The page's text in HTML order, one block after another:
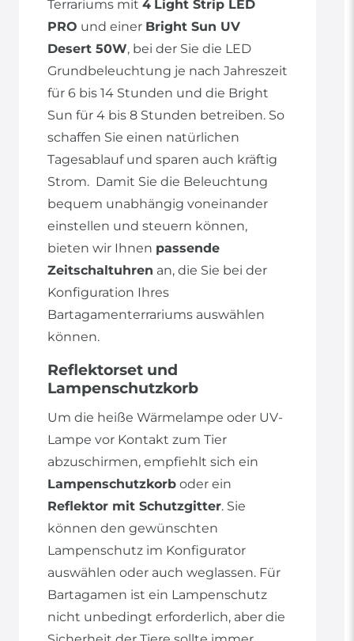
Terrariums mit 4 Light Strip LED
PRO und einer Bright Sun UV
Desert 50W, bei der Sie die LED
Grundbeleuchtung je nach Jahreszeit
für 6 bis 14 Stunden und die Bright
Sun für 4 bis 8 Stunden betreiben. So
schaffen Sie einen natürlichen
Tagesablauf und sparen auch kräftig
Strom. Damit Sie die Beleuchtung
bequem unabhängig voneinander
einstellen und steuern können,
bieten wir Ihnen passende
Zeitschaltuhren an, die Sie bei der
Konfiguration Ihres
Bartagamenterrariums auswählen
können.
Reflektorset und
Lampenschutzkorb
Um die heiße Wärmelampe oder UV-
Lampe vor Kontakt zum Tier
abzuschirmen, empfiehlt sich ein
Lampenschutzkorb oder ein
Reflektor mit Schutzgitter. Sie
können den gewünschten
Lampenschutz im Konfigurator
auswählen oder auch weglassen. Für
Bartagamen ist ein Lampenschutz
nicht unbedingt erforderlich, aber die